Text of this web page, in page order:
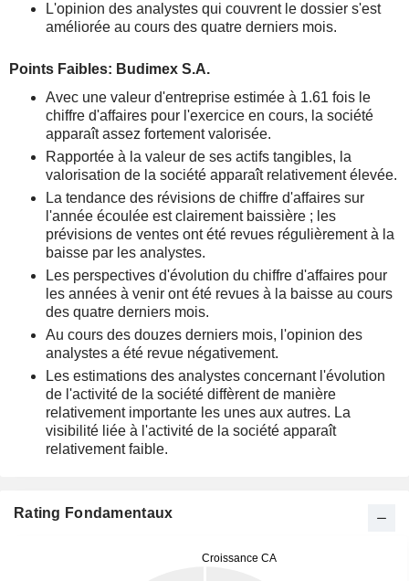
L'opinion des analystes qui couvrent le dossier s'est
améliorée au cours des quatre derniers mois.
Points Faibles: Budimex S.A.
Avec une valeur d'entreprise estimée à 1.61 fois le
chiffre d'affaires pour l'exercice en cours, la société
apparaît assez fortement valorisée.
Rapportée à la valeur de ses actifs tangibles, la
valorisation de la société apparaît relativement élevée.
La tendance des révisions de chiffre d'affaires sur
l'année écoulée est clairement baissière ; les
prévisions de ventes ont été revues régulièrement à la
baisse par les analystes.
Les perspectives d'évolution du chiffre d'affaires pour
les années à venir ont été revues à la baisse au cours
des quatre derniers mois.
Au cours des douzes derniers mois, l'opinion des
analystes a été revue négativement.
Les estimations des analystes concernant l'évolution
de l'activité de la société diffèrent de manière
relativement importante les unes aux autres. La
visibilité liée à l'activité de la société apparaît
relativement faible.
Rating Fondamentaux